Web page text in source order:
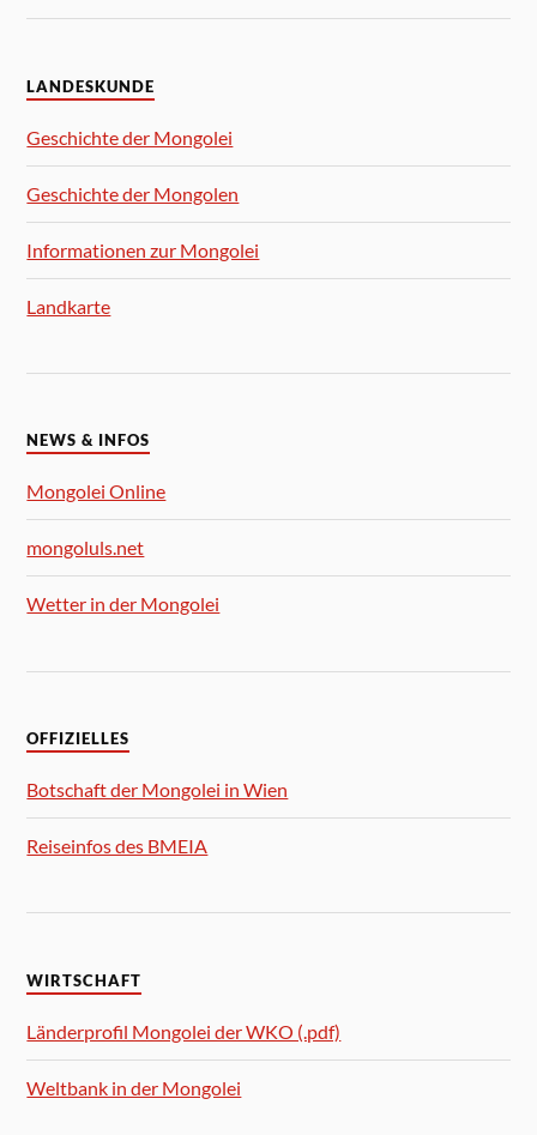
LANDESKUNDE
Geschichte der Mongolei
Geschichte der Mongolen
Informationen zur Mongolei
Landkarte
NEWS & INFOS
Mongolei Online
mongoluls.net
Wetter in der Mongolei
OFFIZIELLES
Botschaft der Mongolei in Wien
Reiseinfos des BMEIA
WIRTSCHAFT
Länderprofil Mongolei der WKO (.pdf)
Weltbank in der Mongolei